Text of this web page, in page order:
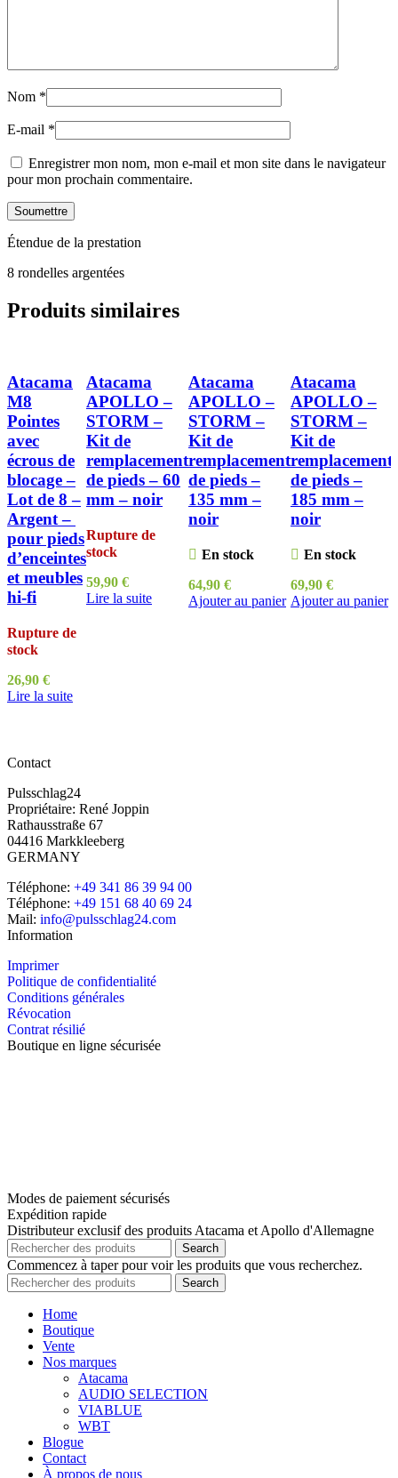
Nom *
E-mail *
Enregistrer mon nom, mon e-mail et mon site dans le navigateur
pour mon prochain commentaire.
Étendue de la prestation
8 rondelles argentées
Produits similaires
Atacama
M8
Pointes
avec
écrous de
blocage –
Lot de 8 –
Argent – ​​
pour pieds
d’enceintes
et meubles
hi-fi
Rupture de
stock
26,90 €
Lire la suite
Atacama
APOLLO –
STORM –
Kit de
remplacement
de pieds – 60
mm – noir
Rupture de
stock
59,90 €
Lire la suite
Atacama
APOLLO –
STORM –
Kit de
remplacement
de pieds –
135 mm –
noir
En stock
64,90 €
Ajouter au panier
Atacama
APOLLO –
STORM –
Kit de
remplacement
de pieds –
185 mm –
noir
En stock
69,90 €
Ajouter au panier
Contact
Pulsschlag24
Propriétaire: René Joppin
Rathausstraße 67
04416 Markkleeberg
GERMANY
Téléphone: +49 341 86 39 94 00
Téléphone: +49 151 68 40 69 24
Mail: info@pulsschlag24.com
Information
Imprimer
Politique de confidentialité
Conditions générales
Révocation
Contrat résilié
Boutique en ligne sécurisée
Modes de paiement sécurisés
Expédition rapide
Distributeur exclusif des produits Atacama et Apollo d'Allemagne
Search
Commencez à taper pour voir les produits que vous recherchez.
Search
Home
Boutique
Vente
Nos marques
Atacama
AUDIO SELECTION
VIABLUE
WBT
Blogue
Contact
À propos de nous